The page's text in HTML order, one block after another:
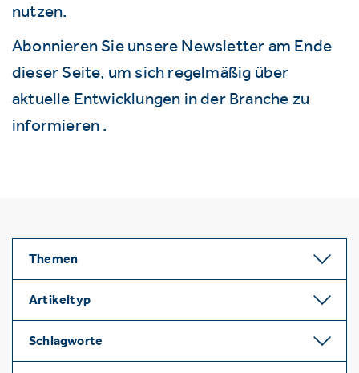
nutzen.
Abonnieren Sie unsere Newsletter am Ende
dieser Seite, um sich regelmäßig über
aktuelle Entwicklungen in der Branche zu
informieren .
Themen
Artikeltyp
Schlagworte